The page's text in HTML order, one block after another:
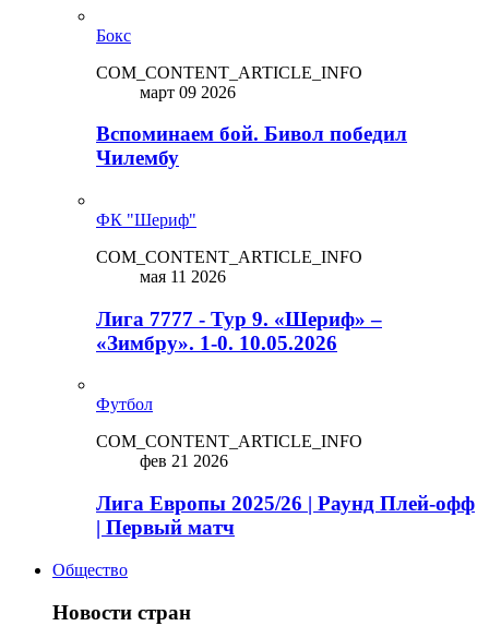
Бокс
COM_CONTENT_ARTICLE_INFO
март 09 2026
Вспоминаем бой. Бивол победил
Чилембу
ФК "Шериф"
COM_CONTENT_ARTICLE_INFO
мая 11 2026
Лига 7777 - Тур 9. «Шериф» –
«Зимбру». 1-0. 10.05.2026
Футбол
COM_CONTENT_ARTICLE_INFO
фев 21 2026
Лига Европы 2025/26 | Раунд Плей-офф
| Первый матч
Общество
Новости стран